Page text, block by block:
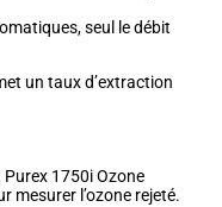
seul le débit
un taux d’extraction
1750i Ozone
mesurer l’ozone rejeté.